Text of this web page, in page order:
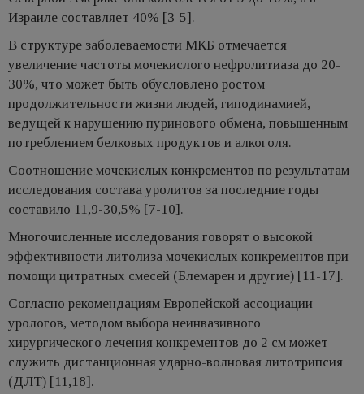
Израиле составляет 40% [3-5].
В структуре заболеваемости МКБ отмечается
увеличение частоты мочекислого нефролитиаза до 20-
30%, что может быть обусловлено ростом
продолжительности жизни людей, гиподинамией,
ведущей к нарушению пуринового обмена, повышенным
потреблением белковых продуктов и алкоголя.
Соотношение мочекислых конкрементов по результатам
исследования состава уролитов за последние годы
составило 11,9-30,5% [7-10].
Многочисленные исследования говорят о высокой
эффективности литолиза мочекислых конкрементов при
помощи цитратных смесей (Блемарен и другие) [11-17].
Согласно рекомендациям Европейской ассоциации
урологов, методом выбора неинвазивного
хирургического лечения конкрементов до 2 см может
служить дистанционная ударно-волновая литотрипсия
(ДЛТ) [11,18].